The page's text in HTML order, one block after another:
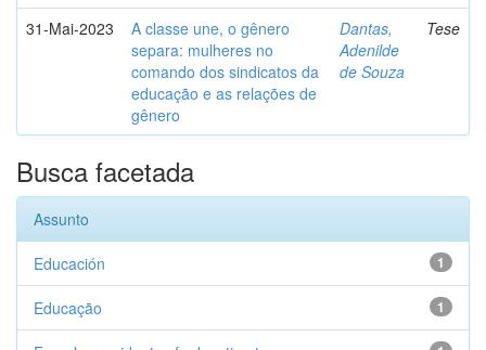
31-Mai-2023
A classe une, o gênero
separa: mulheres no
comando dos sindicatos da
educação e as relações de
gênero
Dantas,
Adenilde
de Souza
Tese
Busca facetada
Assunto
1
Educación
1
Educação